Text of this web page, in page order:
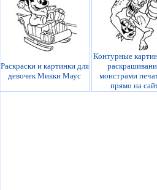
Раскраски и картинки для
девочек Микки Маус
Контурные
монстрами
прямо на